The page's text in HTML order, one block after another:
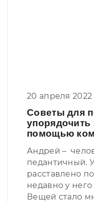
20 апреля 2022
Советы для
упорядочить
помощью
Андрей –
педантичный.
расставлено
недавно у
Вещей стало